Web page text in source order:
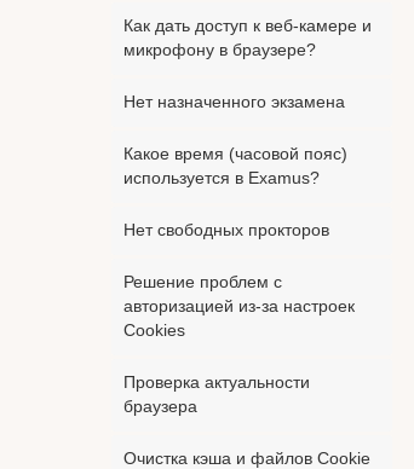
Как дать доступ к веб-камере и
микрофону в браузере?
Нет назначенного экзамена
Какое время (часовой пояс)
используется в Examus?
Нет свободных прокторов
Решение проблем с
авторизацией из-за настроек
Cookies
Проверка актуальности
браузера
Очистка кэша и файлов Cookie